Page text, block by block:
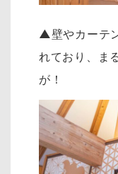
▲壁やカーテ
れており、ま
が！